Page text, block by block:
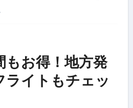
もお得！地方発
ライトもチェッ